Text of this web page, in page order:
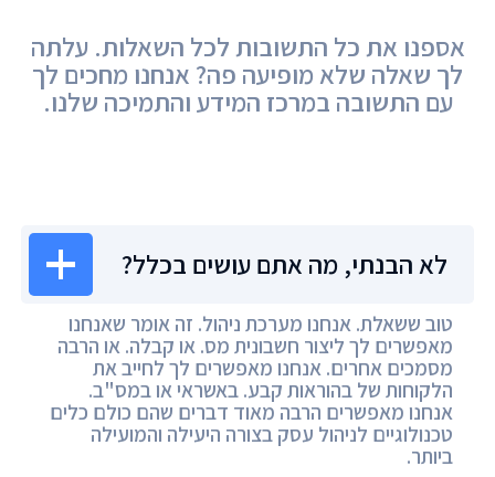
לא הבנתי, מה אתם עושים בכלל?
טוב ששאלת. אנחנו מערכת ניהול. זה אומר שאנחנו
מאפשרים לך ליצור חשבונית מס. או קבלה. או הרבה
מסמכים אחרים. אנחנו מאפשרים לך לחייב את
הלקוחות של בהוראות קבע. באשראי או במס"ב.
אנחנו מאפשרים הרבה מאוד דברים שהם כולם כלים
טכנולוגיים לניהול עסק בצורה היעילה והמועילה
ביותר.
אספנו את כל התשובות לכל השאלות. עלתה
לך שאלה שלא מופיעה פה? אנחנו מחכים לך
עם התשובה במרכז המידע והתמיכה שלנו.